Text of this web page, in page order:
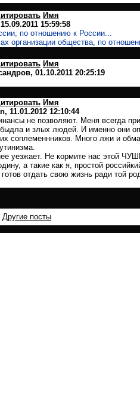
Имя
15:59:58
по отношению к России...
организации общества, по
Имя
, 01.10.2011 20:25:19
Имя
, 11.01.2012 12:10:44
не позволяют. Меня всегда
и злых людей. И именно они
соплеменнников. Много лжи и
уезжает. Не кормите нас этой
а такие как я, простой
отдать свою жизнь ради той
Другие посты